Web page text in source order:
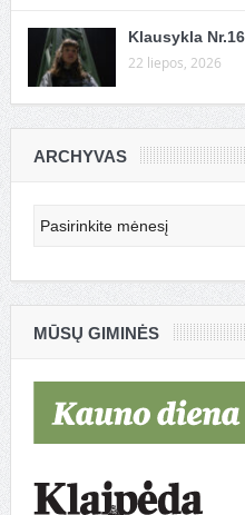
Klausykla
22 liepos, 2026
ARCHYVAS
MŪSŲ GIMINĖS